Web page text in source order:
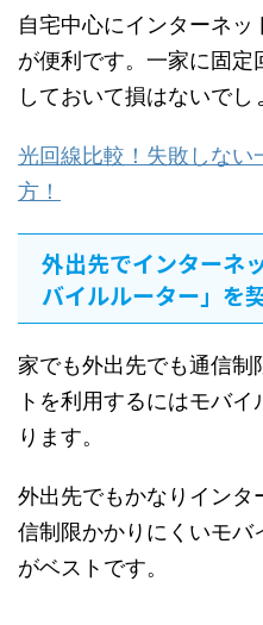
自宅中心にインターネ
が便利です。一家に固
しておいて損はないでし
光回線比較！失敗しな
方！
外出先でインターネ
バイルルーター」を
家でも外出先でも通信制
トを利用するにはモバ
ります。
外出先でもかなりインタ
信制限かかりにくいモバ
がベストです。